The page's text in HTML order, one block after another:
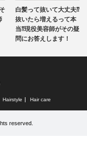
白髪って抜いて大丈夫⁇
抜いたら増えるって本
当⁇現役美容師がその疑
問にお答えします！
Hairstyle Hair care
reserved.